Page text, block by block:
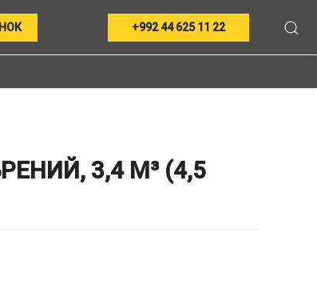
+992 44 625 11 22
3,4 М³ (4,5